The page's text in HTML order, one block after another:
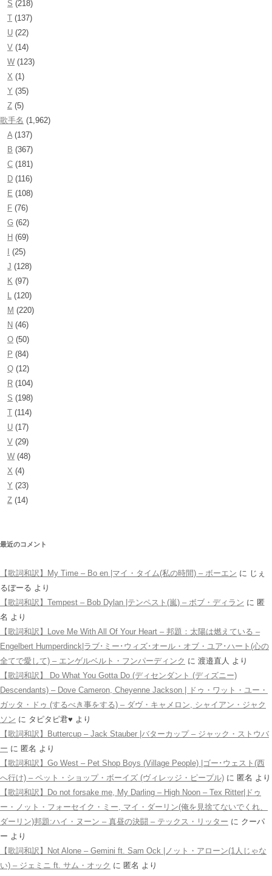
S (218)
T (137)
U (22)
V (14)
W (123)
X (1)
Y (35)
Z (5)
歌手名 (1,962)
A(137)
B (367)
C (181)
D (116)
E (108)
F (76)
G (62)
H (69)
(25)
J (128)
K (97)
L (120)
M (220)
N (46)
O (50)
P (84)
Q (12)
R (104)
S (198)
T (114)
U (17)
V (29)
W (48)
X (4)
Y (23)
Z (14)
最近のコメント
【歌詞和訳】My Time – Bo en |マイ・タイム(私の時間) – ボーエン に じぇ
るぼーる より
【歌詞和訳】Tempest – Bob Dylan |テンペスト(嵐) – ボブ・ディラン に 匿
名 より
【歌詞和訳】Love Me With All Of Your Heart – 邦題：太陽は燃えている –
Engelbert Humperdinck|ラブ･ミー･ウィズ･オール・オブ・ユア･ハート(心の
全てで愛して) – エンゲルベルト・フンパーディンク に 渡邉直人 より
【歌詞和訳】 Do What You Gotta Do (ディセンダント (ディズニー)
Descendants) – Dove Cameron, Cheyenne Jackson | ドゥ・ワット・ユー・
ガッタ・ドゥ (するべき事をする) – ダヴ・キャメロン, シャイアン・ジャク
ソン に タピタピ君♥️ より
【歌詞和訳】Buttercup – Jack Stauber |バターカップ – ジャック・ストウバ
ー に 匿名 より
【歌詞和訳】Go West – Pet Shop Boys (Village People) |ゴー･ウェスト(西
へ行け) – ペット・ショップ・ボーイズ (ヴィレッジ・ピープル) に 匿名 より
【歌詞和訳】Do not forsake me, My Darling – High Noon – Tex Ritter|ドゥ
ー・ノット・フォーセイク・ミー, マイ・ダーリン(俺を見捨てないでくれ、
ダーリン)邦題:ハイ・ヌーン – 真昼の決闘 – テックス・リッター に クーパ
ー より
【歌詞和訳】Not Alone – Gemini ft. Sam Ock |ノット・アローン(1人じゃな
い) – ジェミニ ft. サム・オック に 匿名 より